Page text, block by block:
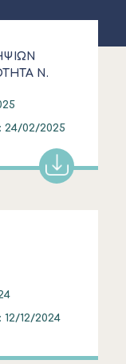
Ν.
24/02/2025
12/12/2024